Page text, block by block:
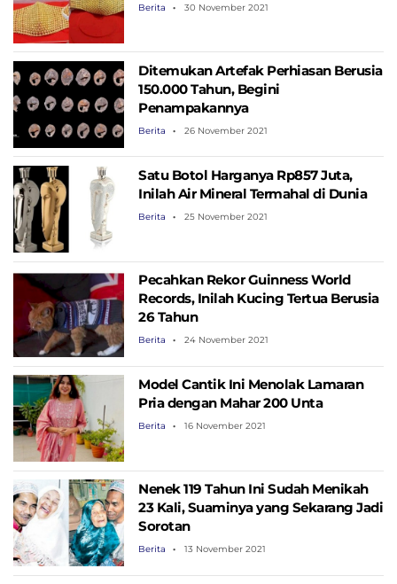
Berita 30 November 2021
Ditemukan Artefak Perhiasan Berusia
150.000 Tahun, Begini
Penampakannya
Berita 26 November 2021
Satu Botol Harganya Rp857 Juta,
Inilah Air Mineral Termahal di Dunia
Berita 25 November 2021
Pecahkan Rekor Guinness World
Records, Inilah Kucing Tertua Berusia
26 Tahun
Berita 24 November 2021
Model Cantik Ini Menolak Lamaran
Pria dengan Mahar 200 Unta
Berita 16 November 2021
Nenek 119 Tahun Ini Sudah Menikah
23 Kali, Suaminya yang Sekarang Jadi
Sorotan
Berita 13 November 2021